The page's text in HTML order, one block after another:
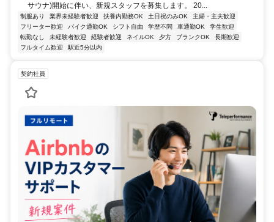
サウナ)開始に伴い、新規スタッフを募集します。 20...
制服あり 業界未経験者歓迎 扶養内勤務OK 土日祝のみOK
主婦・主夫歓迎
フリーター歓迎
バイク通勤OK シフト自由 学歴不問 車通勤OK
学生歓迎
転勤なし
未経験者歓迎 経験者歓迎 ネイルOK 夕方 ブランクOK
長期歓迎
フルタイム歓迎
駅近5分以内
契約社員